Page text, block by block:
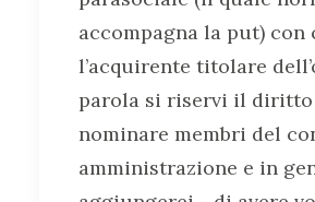
accompagna la put) con
l’acquirente titolare
parola si riservi il
nominare membri del
amministrazione e in